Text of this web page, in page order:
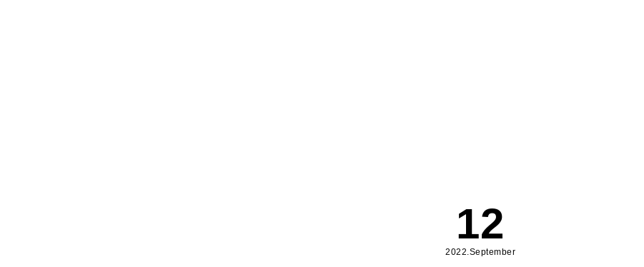
12
2022.September